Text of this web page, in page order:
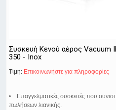
Συσκευή Κενού αέρος Vacuum
350 - Inox
Τιμή: Eπικοινωνήστε για πληροφορίες
• Επαγγελματικές συσκευές που
πωλήσεων λιανικής.